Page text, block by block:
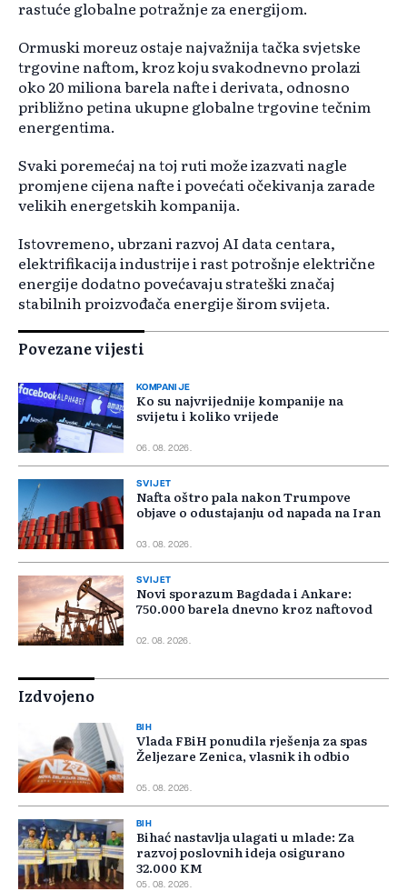
rastuće globalne potražnje za energijom.
Ormuski moreuz ostaje najvažnija tačka svjetske
trgovine naftom, kroz koju svakodnevno prolazi
oko 20 miliona barela nafte i derivata, odnosno
približno petina ukupne globalne trgovine tečnim
energentima.
Svaki poremećaj na toj ruti može izazvati nagle
promjene cijena nafte i povećati očekivanja zarade
velikih energetskih kompanija.
Istovremeno, ubrzani razvoj AI data centara,
elektrifikacija industrije i rast potrošnje električne
energije dodatno povećavaju strateški značaj
stabilnih proizvođača energije širom svijeta.
Povezane vijesti
KOMPANIJE
Ko su najvrijednije kompanije na
svijetu i koliko vrijede
06. 08. 2026.
SVIJET
Nafta oštro pala nakon Trumpove
objave o odustajanju od napada na Iran
03. 08. 2026.
SVIJET
Novi sporazum Bagdada i Ankare:
750.000 barela dnevno kroz naftovod
02. 08. 2026.
Izdvojeno
BIH
Vlada FBiH ponudila rješenja za spas
Željezare Zenica, vlasnik ih odbio
05. 08. 2026.
BIH
Bihać nastavlja ulagati u mlade: Za
razvoj poslovnih ideja osigurano
32.000 KM
05. 08. 2026.